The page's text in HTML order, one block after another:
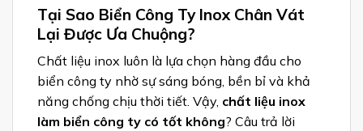
Tại Sao Biển Công Ty Inox Chân Vát
Lại Được Ưa Chuộng?
Chất liệu inox luôn là lựa chọn hàng đầu cho
biển công ty nhờ sự sáng bóng, bền bỉ và khả
năng chống chịu thời tiết. Vậy, chất liệu inox
làm biển công ty có tốt không? Câu trả lời